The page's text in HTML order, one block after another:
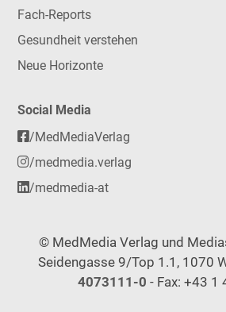
Fach-Reports
Gesundheit verstehen
Neue Horizonte
Social Media
/MedMediaVerlag
/medmedia.verlag
/medmedia-at
© MedMedia Verlag und
Seidengasse 9/Top 1.1, 1070
4073111-0 - Fax: +43 1